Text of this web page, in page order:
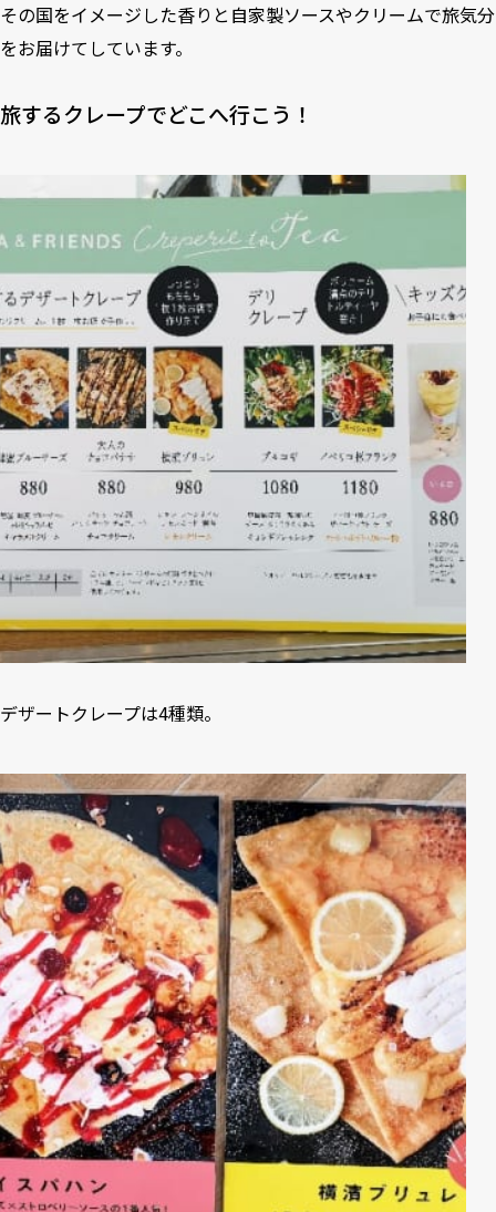
その国をイメージした香りと自家製ソースやクリームで旅気分
をお届けてしています。
旅するクレープでどこへ行こう！
デザートクレープは4種類。